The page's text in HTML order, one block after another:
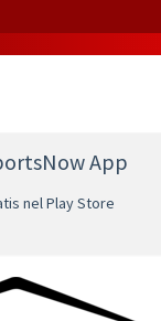
App
nel Play Store